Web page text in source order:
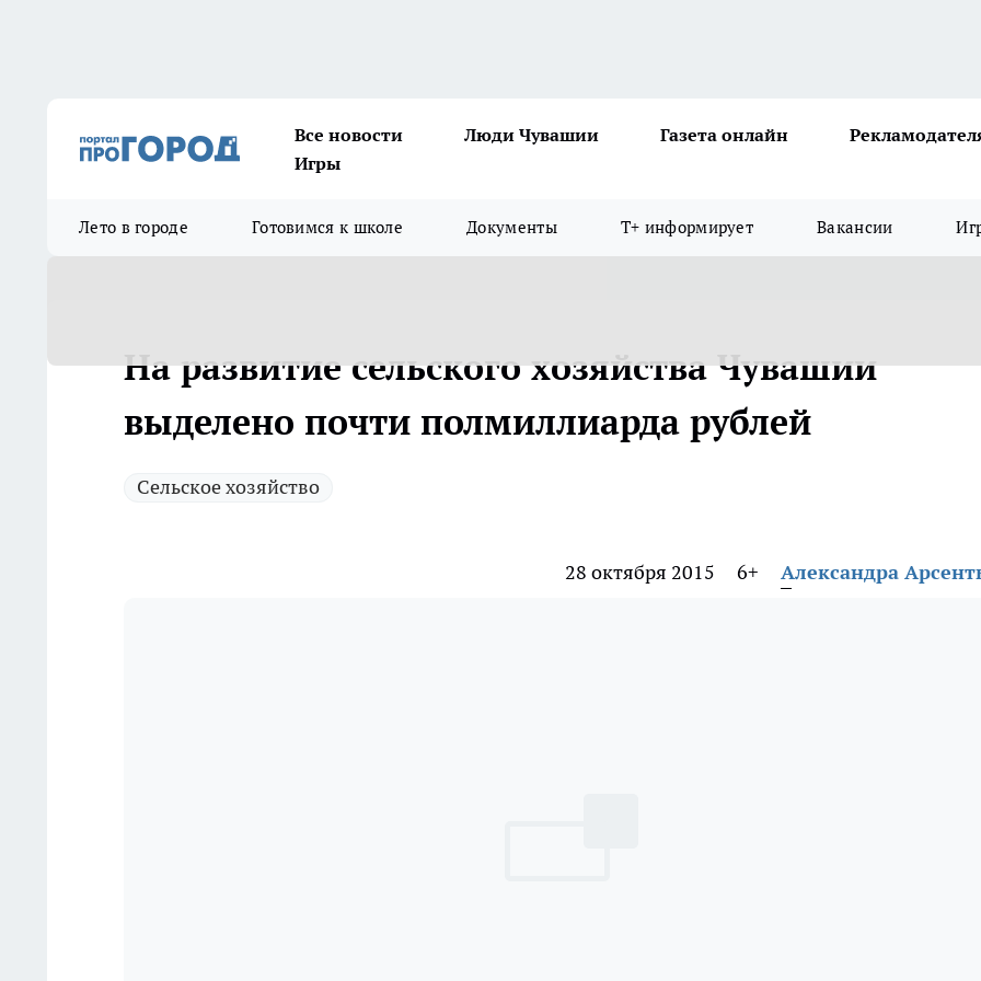
Все новости Люди Чувашии Газета онлайн
Игры
Лето в городе Готовимся к школе Документы Т+ информирует Вакансии
На развитие сельского хозяйства Чувашии
выделено почти полмиллиарда рублей
Сельское хозяйство
28 октября 2015 6+ Александра